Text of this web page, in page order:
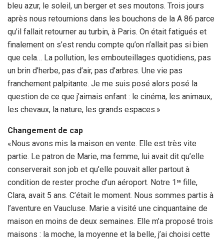
bleu azur, le soleil, un berger et ses moutons. Trois jours
après nous retournions dans les bouchons de la A 86 parce
qu’il fallait retourner au turbin, à Paris. On était fatigués et
finalement on s’est rendu compte qu’on n’allait pas si bien
que cela… La pollution, les embouteillages quotidiens, pas
un brin d’herbe, pas d’air, pas d’arbres. Une vie pas
franchement palpitante. Je me suis posé alors posé la
question de ce que j’aimais enfant : le cinéma, les animaux,
les chevaux, la nature, les grands espaces.»
Changement de cap
«Nous avons mis la maison en vente. Elle est très vite
partie. Le patron de Marie, ma femme, lui avait dit qu’elle
conserverait son job et qu’elle pouvait aller partout à
condition de rester proche d’un aéroport. Notre 1 re fille,
Clara, avait 5 ans. C’était le moment. Nous sommes partis à
l’aventure en Vaucluse. Marie a visité une cinquantaine de
maison en moins de deux semaines. Elle m’a proposé trois
maisons : la moche, la moyenne et la belle, j’ai choisi cette